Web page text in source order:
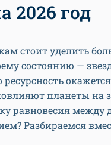
2026 год
стоит уделить
состоянию —
планеты на
равновесия между
Разбираемся